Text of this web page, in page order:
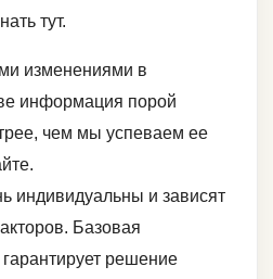
тут.
изменениями в
информация порой
чем мы успеваем ее
индивидуальны и зависят
Базовая
решение